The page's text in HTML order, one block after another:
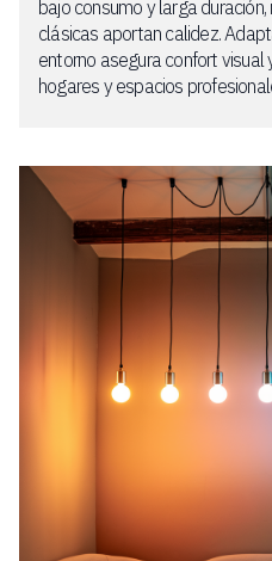
bajo consumo y larga
clásicas aportan calidez.
entorno asegura confort visual
hogares y espacios